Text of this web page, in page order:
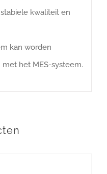
kwaliteit en
kan worden
het MES-systeem.